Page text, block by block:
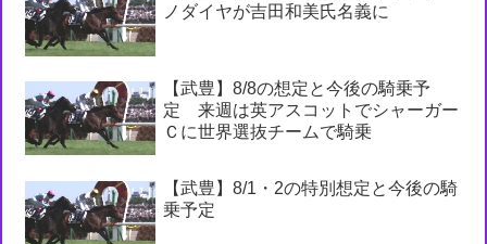
ノダイヤが吉田和美氏名義に
【武豊】8/8の想定と今後の騎乗予
定 来週は英アスコットでシャーガー
Ｃに世界選抜チームで騎乗
【武豊】8/1・2の特別想定と今後の騎
乗予定